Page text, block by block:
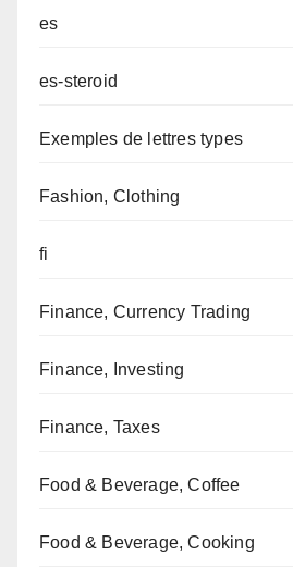
es
es-steroid
Exemples de lettres types
Fashion, Clothing
fi
Finance, Currency Trading
Finance, Investing
Finance, Taxes
Food & Beverage, Coffee
Food & Beverage, Cooking